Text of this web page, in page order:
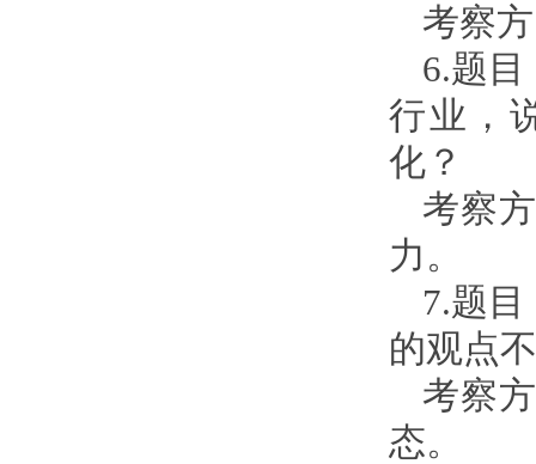
考察
6.题
行业，
化？
考察
力。
7.题
的观点
考察
态。